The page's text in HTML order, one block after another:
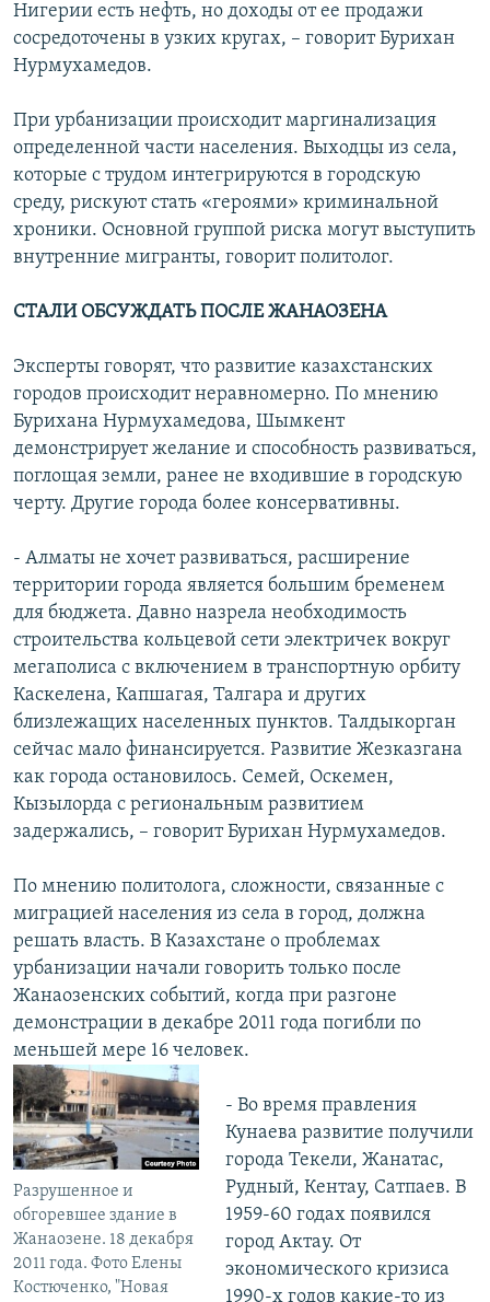
Нигерии есть нефть, но доходы от ее продажи
сосредоточены в узких кругах, – говорит Бурихан
Нурмухамедов.
При урбанизации происходит маргинализация
определенной части населения. Выходцы из села,
которые с трудом интегрируются в городскую
среду, рискуют стать «героями» криминальной
хроники. Основной группой риска могут выступить
внутренние мигранты, говорит политолог.
СТАЛИ ОБСУЖДАТЬ ПОСЛЕ ЖАНАОЗЕНА
Эксперты говорят, что развитие казахстанских
городов происходит неравномерно. По мнению
Бурихана Нурмухамедова, Шымкент
демонстрирует желание и способность развиваться,
поглощая земли, ранее не входившие в городскую
черту. Другие города более консервативны.
- Алматы не хочет развиваться, расширение
территории города является большим бременем
для бюджета. Давно назрела необходимость
строительства кольцевой сети электричек вокруг
мегаполиса с включением в транспортную орбиту
Каскелена, Капшагая, Талгара и других
близлежащих населенных пунктов. Талдыкорган
сейчас мало финансируется. Развитие Жезказгана
как города остановилось. Семей, Оскемен,
Кызылорда с региональным развитием
задержались, – говорит Бурихан Нурмухамедов.
По мнению политолога, сложности, связанные с
миграцией населения из села в город, должна
решать власть. В Казахстане о проблемах
урбанизации начали говорить только после
Жанаозенских событий, когда при разгоне
демонстрации в декабре 2011 года погибли по
меньшей мере 16 человек.
Разрушенное и
обгоревшее здание в
Жанаозене. 18 декабря
2011 года. Фото Елены
Костюченко, "Новая
- Во время правления
Кунаева развитие получили
города Текели, Жанатас,
Рудный, Кентау, Сатпаев. В
1959-60 годах появился
город Актау. От
экономического кризиса
1990-х годов какие-то из